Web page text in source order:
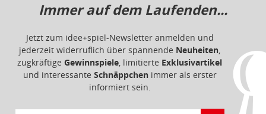
Immer auf dem Laufenden...
Jetzt zum idee+spiel-Newsletter anmelden und
jederzeit widerruflich über spannende Neuheiten,
zugkräftige Gewinnspiele, limitierte Exklusivartikel
und interessante Schnäppchenimmer als erster
informiert sein.